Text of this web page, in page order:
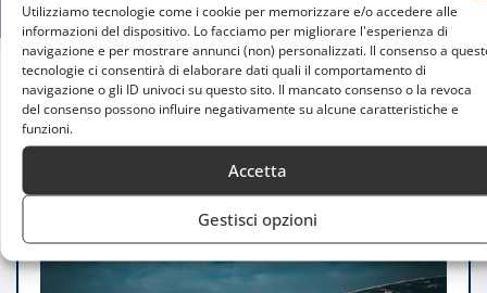
Utilizziamo tecnologie come i cookie per memorizzare e/o accedere alle
informazioni del dispositivo. Lo facciamo per migliorare l'esperienza di
navigazione e per mostrare annunci (non) personalizzati. Il consenso a
tecnologie ci consentirà di elaborare dati quali il comportamento di
navigazione o gli ID univoci su questo sito. Il mancato consenso o la revoca
del consenso possono influire negativamente su alcune caratteristiche e
funzioni.
Accetta
Gestisci opzioni
Home
Denis Bouanga trascina LAFC: 3-0 al Colorado con
22 tiri e dominio totale